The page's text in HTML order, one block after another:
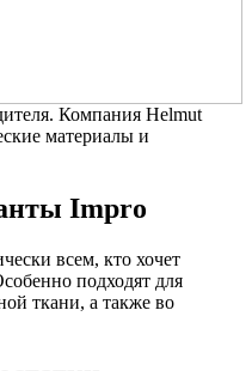
Компания Helmut
материалы и
Impro
всем, кто хочет
подходят для
ткани, а также во